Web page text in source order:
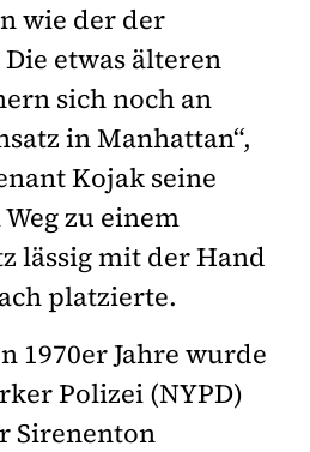
wie der der
etwas älteren
sich noch an
in Manhattan“,
Kojak seine
zu einem
lässig mit der Hand
platzierte.
1970er Jahre wurde
Polizei (NYPD)
Sirenenton